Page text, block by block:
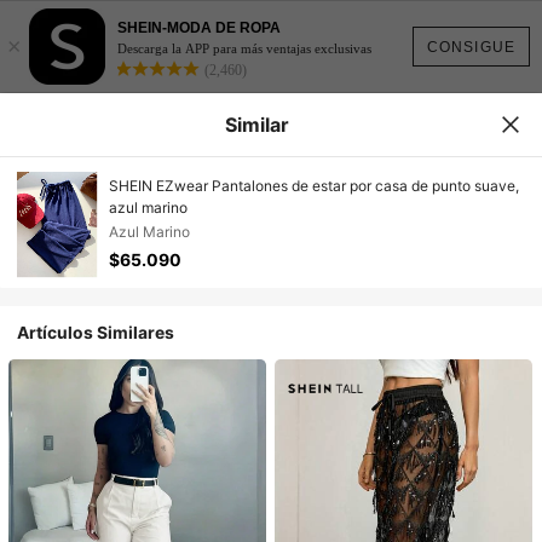
CONSIGUE
×
SHEIN-MODA DE ROPA
Descarga la APP para más ventajas exclusivas
(2,460)
Similar
SHEIN EZwear Pantalones de estar por casa de punto suave,
azul marino
Azul Marino
$65.090
Artículos Similares